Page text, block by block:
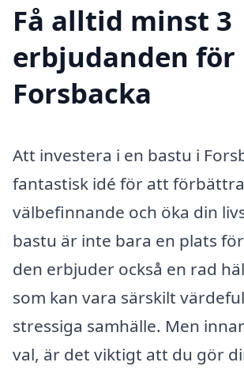
Få alltid minst 3
erbjudanden för
Forsbacka
Att investera i en bastu i
fantastisk idé för att
välbefinnande och öka din
bastu är inte bara en plats
den erbjuder också en rad
som kan vara särskilt
stressiga samhälle. Men
val, är det viktigt att du gör